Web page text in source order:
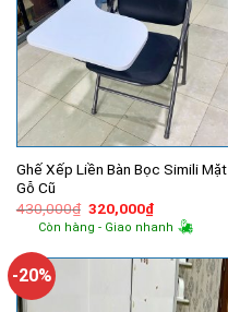
Ghế Xếp Liền Bàn Bọc Simili Mặt
Gỗ Cũ
430,000₫ Giá
gốc
là:
320,000₫Giá
hiện
tại
320,000₫.
Còn hàng - Giao nhanh
-20%